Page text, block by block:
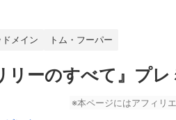
メイン トム・フーパー
リーのすべて』プレ
※本ページにはアフィリ